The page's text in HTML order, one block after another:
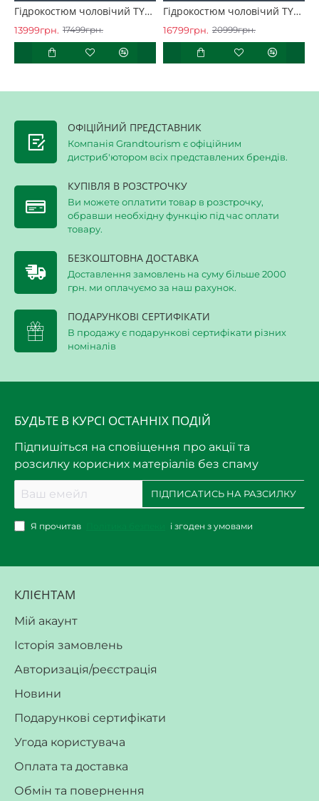
Гідрокостюм чоловічий TYR Men's Hurricane Wetsuit Cat 1 Sleeveless
13999грн. 17499грн.
Гідрокостюм чоловічий TYR Men’s Hurricane Wetsuit Cat 1
16799грн. 20999грн.
ОФІЦІЙНИЙ ПРЕДСТАВНИК
Компанія Grandtourism є офіційним
дистриб'ютором всіх представлених брендів.
КУПІВЛЯ В РОЗСТРОЧКУ
Ви можете оплатити товар в розстрочку,
обравши необхідну функцію під час оплати
товару.
БЕЗКОШТОВНА ДОСТАВКА
Доставлення замовлень на суму більше 2000
грн. ми оплачуємо за наш рахунок.
ПОДАРУНКОВІ СЕРТИФІКАТИ
В продажу є подарункові сертифікати різних
номіналів
БУДЬТЕ В КУРСІ ОСТАННІХ ПОДІЙ
Підпишіться на сповіщення про акції та
розсилку корисних матеріалів без спаму
емейл
ПІДПИСАТИСЬ НА РАЗСИЛКУ
Я прочитав і згоден з умовами
КЛІЄНТАМ
Мій акаунт
Історія замовлень
Авторизація/реєстрація
Новини
Подарункові сертифікати
Угода користувача
Оплата та доставка
Обмін та повернення